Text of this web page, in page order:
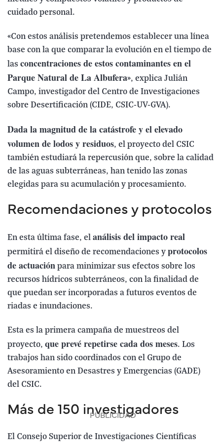
cuidado personal.
«Con estos análisis pretendemos establecer una línea
base con la que comparar la evolución en el tiempo de
las concentraciones de estos contaminantes en el
Parque Natural de La Albufera», explica Julián
Campo, investigador del Centro de Investigaciones
sobre Desertificación (CIDE, CSIC-UV-GVA).
Dada la magnitud de la catástrofe y el elevado
volumen de lodos y residuos, el proyecto del CSIC
también estudiará la repercusión que, sobre la calidad
de las aguas subterráneas, han tenido las zonas
elegidas para su acumulación y procesamiento.
Recomendaciones y protocolos
En esta última fase, el análisis del impacto real
permitirá el diseño de recomendaciones y protocolos
de actuación para minimizar sus efectos sobre los
recursos hídricos subterráneos, con la finalidad de
que puedan ser incorporadas a futuros eventos de
riadas e inundaciones.
Esta es la primera campaña de muestreos del
proyecto, que prevé repetirse cada dos meses. Los
trabajos han sido coordinados con el Grupo de
Asesoramiento en Desastres y Emergencias (GADE)
del CSIC.
Más de 150 investigadores
El Consejo Superior de Investigaciones Científicas